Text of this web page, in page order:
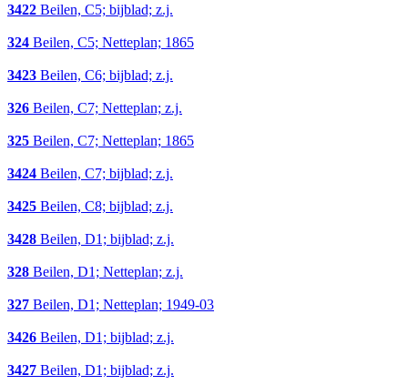
3422 Beilen, C5; bijblad; z.j.
324 Beilen, C5; Netteplan; 1865
3423 Beilen, C6; bijblad; z.j.
326 Beilen, C7; Netteplan; z.j.
325 Beilen, C7; Netteplan; 1865
3424 Beilen, C7; bijblad; z.j.
3425 Beilen, C8; bijblad; z.j.
3428 Beilen, D1; bijblad; z.j.
328 Beilen, D1; Netteplan; z.j.
327 Beilen, D1; Netteplan; 1949-03
3426 Beilen, D1; bijblad; z.j.
3427 Beilen, D1; bijblad; z.j.